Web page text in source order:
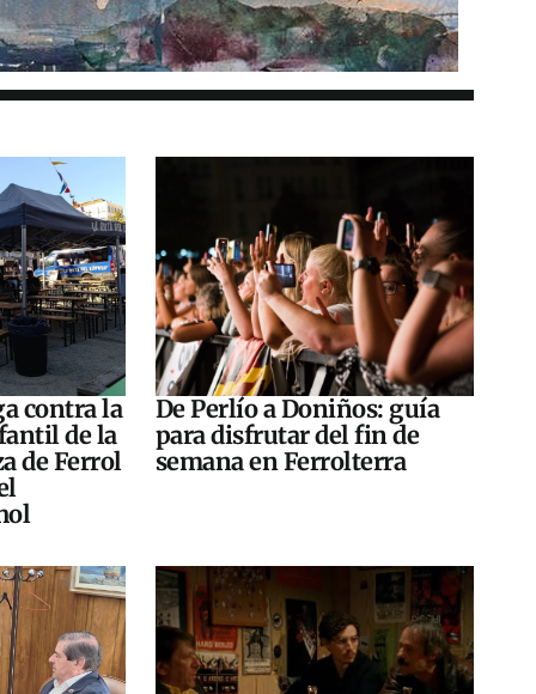
contra la
de la
de Ferrol
De Perlío a Doniños: guía
para disfrutar del fin de
semana en Ferrolterra